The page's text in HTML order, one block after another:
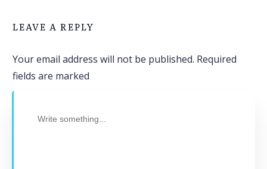
LEAVE A REPLY
Your email address will not be published. Required
fields are marked